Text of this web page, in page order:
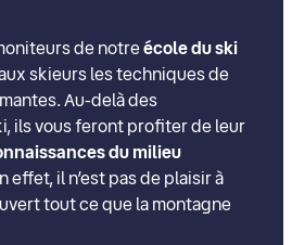
de notreécole du ski
skieurs les techniques de
Au-delà des
ils vous feront profiter de leur
du milieu
effet, il n’est pas de plaisir à
tout ce que la montagne